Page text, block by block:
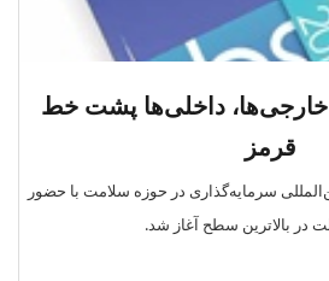
داخلی‌ها پشت خط
قرمز
سرمایه‌گذاری در حوزه سلامت با حضور
در بالاترین سطح آغاز شد.